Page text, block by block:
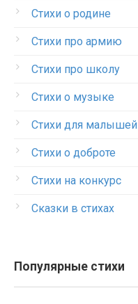
Стихи о родине
Стихи про армию
Стихи про школу
Стихи о музыке
Стихи для малышей
Стихи о доброте
Стихи на конкурс
Сказки в стихах
Популярные стихи